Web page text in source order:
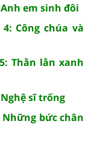
em sinh đôi
Công chúa và
Thằn lằn xanh
sĩ trống
Những bức chân